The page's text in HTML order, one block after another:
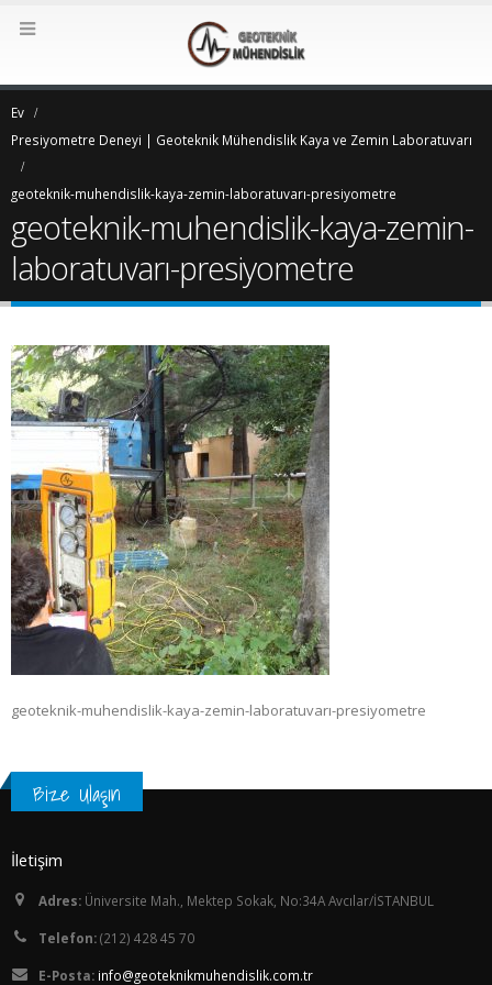
Ev
Presiyometre Deneyi | Geoteknik Mühendislik Kaya ve Zemin Laboratuvarı
geoteknik-muhendislik-kaya-zemin-laboratuvarı-presiyometre
geoteknik-muhendislik-kaya-zemin-
laboratuvarı-presiyometre
geoteknik-muhendislik-kaya-zemin-laboratuvarı-presiyometre
Bize Ulaşın
İletişim
Adres: Üniversite Mah., Mektep Sokak, No:34A Avcılar/İSTANBUL
Telefon:(212) 428 45 70
E-Posta: info@geoteknikmuhendislik.com.tr